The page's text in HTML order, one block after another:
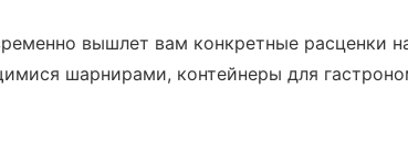
вышлет вам конкретные расценки
шарнирами, контейнеры для